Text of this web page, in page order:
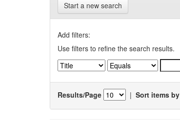
Start a new search
Add filters:
Use filters to refine the search results.
Results/Page | Sort items by